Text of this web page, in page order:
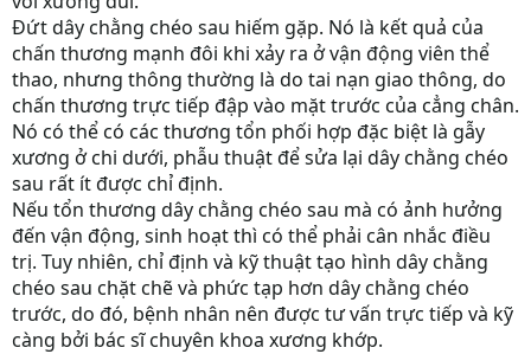
Đứt dây chằng chéo sau hiếm gặp. Nó là kết quả của
chấn thương mạnh đôi khi xảy ra ở vận động viên thể
thao, nhưng thông thường là do tai nạn giao thông, do
chấn thương trực tiếp đập vào mặt trước của cẳng chân.
Nó có thể có các thương tổn phối hợp đặc biệt là gẫy
xương ở chi dưới, phẫu thuật để sửa lại dây chằng chéo
sau rất ít được chỉ định.
Nếu tổn thương dây chằng chéo sau mà có ảnh hưởng
đến vận động, sinh hoạt thì có thể phải cân nhắc điều
trị. Tuy nhiên, chỉ định và kỹ thuật tạo hình dây chằng
chéo sau chặt chẽ và phức tạp hơn dây chằng chéo
trước, do đó, bệnh nhân nên được tư vấn trực tiếp và kỹ
càng bởi bác sĩ chuyên khoa xương khớp.